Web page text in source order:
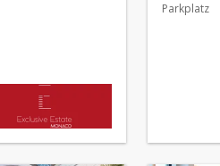
Parkplatz